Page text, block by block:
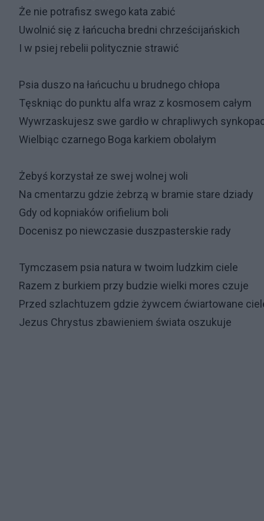
Że nie potrafisz swego kata zabić
Uwolnić się z łańcucha bredni chrześcijańskich
I w psiej rebelii politycznie strawić
Psia duszo na łańcuchu u brudnego chłopa
Tęskniąc do punktu alfa wraz z kosmosem całym
Wywrzaskujesz swe gardło w chrapliwych
Wielbiąc czarnego Boga karkiem obolałym
Żebyś korzystał ze swej wolnej woli
Na cmentarzu gdzie żebrzą w bramie stare dziady
Gdy od kopniaków orifielium boli
Docenisz po niewczasie duszpasterskie rady
Tymczasem psia natura w twoim ludzkim ciele
Razem z burkiem przy budzie wielki mores czuje
Przed szlachtuzem gdzie żywcem ćwiartowane
Jezus Chrystus zbawieniem świata oszukuje